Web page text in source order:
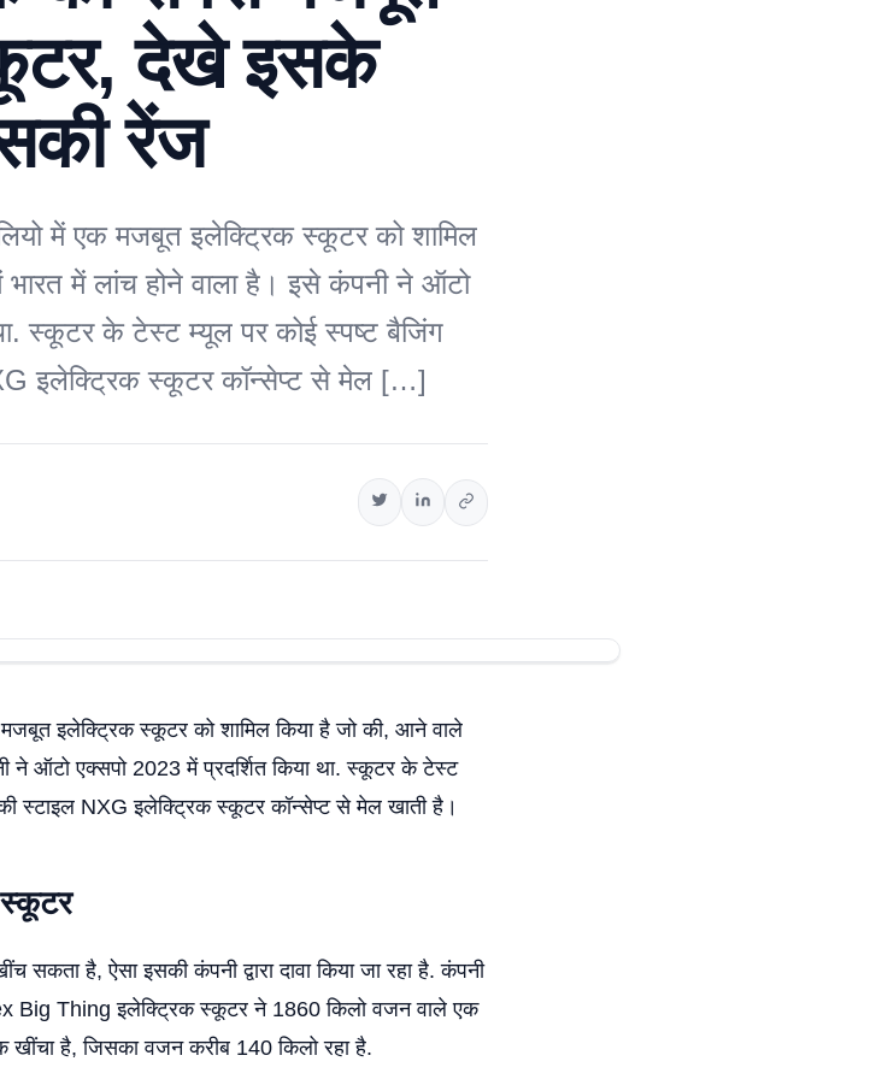
देखे इसके
रेंज
में एक मजबूत इलेक्ट्रिक स्कूटर को शामिल
में लांच होने वाला है। इसे कंपनी ने ऑटो
स्कूटर के टेस्ट म्यूल पर कोई स्पष्ट बैजिंग
इलेक्ट्रिक स्कूटर कॉन्सेप्ट से मेल […]
इलेक्ट्रिक स्कूटर को शामिल किया है जो की, आने वाले
ने ऑटो एक्सपो 2023 में प्रदर्शित किया था. स्कूटर के टेस्ट
स्टाइल NXG इलेक्ट्रिक स्कूटर कॉन्सेप्ट से मेल खाती है।
है, ऐसा इसकी कंपनी द्वारा दावा किया जा रहा है. कंपनी
Big Thing इलेक्ट्रिक स्कूटर ने 1860 किलो वजन वाले एक
है, जिसका वजन करीब 140 किलो रहा है.